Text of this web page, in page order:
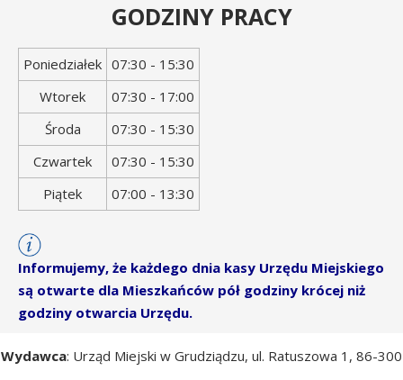
GODZINY PRACY
Dzień
tygodnia
Godziny
otwarcia
Poniedziałek 07:30 - 15:30
Wtorek
07:30 - 17:00
Środa
07:30 - 15:30
Czwartek
07:30 - 15:30
Piątek
07:00 - 13:30
Informujemy, że każdego dnia kasy Urzędu Miejskiego
są otwarte dla Mieszkańców pół godziny krócej niż
godziny otwarcia Urzędu.
Wydawca: Urząd Miejski w Grudziądzu, ul. Ratuszowa 1, 86-300